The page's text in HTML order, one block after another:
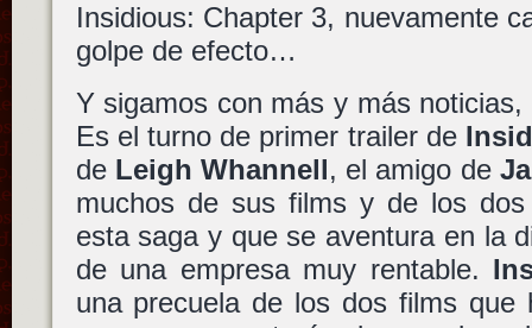
Insidious: Chapter 3, nuevamente
golpe de efecto…
Y sigamos con más y más
Es el turno de primer trailer de
de Leigh Whannell, el amigo de
muchos de sus films y de los
esta saga y que se aventura en la
de una empresa muy rentable.
una precuela de los dos films